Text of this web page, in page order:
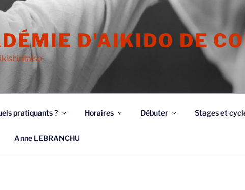
D'AIKIDO DE
pratiquants ? Horaires Débuter Stages et
Anne LEBRANCHU